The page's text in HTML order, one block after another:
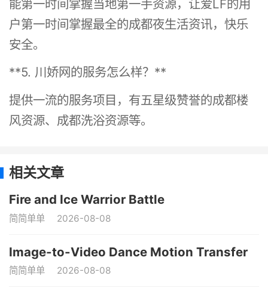
能第一时间掌握当地第一手资源，让爱LF的用
户第一时间掌握最全的成都夜生活资讯，快乐
安全。
**5. 川娇网的服务怎么样？**
提供一流的服务项目，有五星级赞誉的成都楼
风资源、成都洗浴资源等。
相关文章
Fire and Ice Warrior Battle
简简单单 2026-08-08
Image-to-Video Dance Motion Transfer
简简单单 2026-08-08